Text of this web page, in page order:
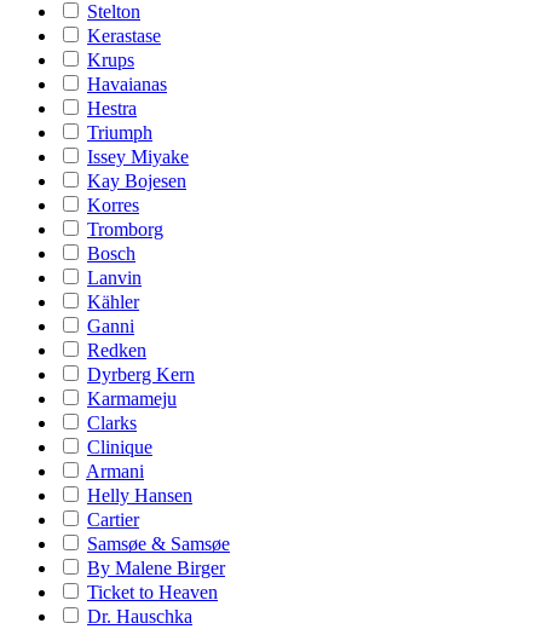
Stelton
Kerastase
Krups
Havaianas
Hestra
Triumph
Issey Miyake
Kay Bojesen
Korres
Tromborg
Bosch
Lanvin
Kähler
Ganni
Redken
Dyrberg Kern
Karmameju
Clarks
Clinique
Armani
Helly Hansen
Cartier
Samsøe & Samsøe
By Malene Birger
Ticket to Heaven
Dr. Hauschka